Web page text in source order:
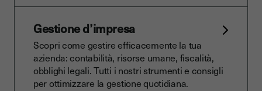
Gestione d’impresa
Scopri come gestire efficacemente la tua
azienda: contabilità, risorse umane, fiscalità,
obblighi legali. Tutti i nostri strumenti e consigli
per ottimizzare la gestione quotidiana.